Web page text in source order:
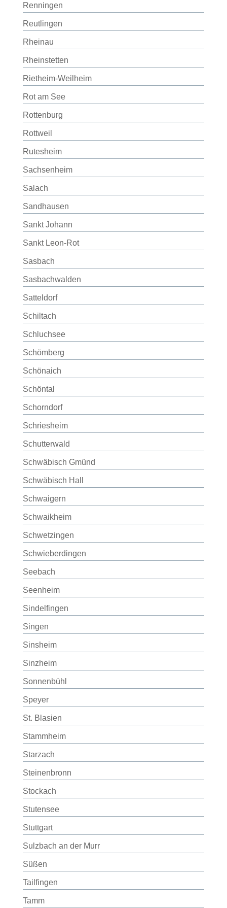
Renningen
Reutlingen
Rheinau
Rheinstetten
Rietheim-Weilheim
Rot am See
Rottenburg
Rottweil
Rutesheim
Sachsenheim
Salach
Sandhausen
Sankt Johann
Sankt Leon-Rot
Sasbach
Sasbachwalden
Satteldorf
Schiltach
Schluchsee
Schömberg
Schönaich
Schöntal
Schorndorf
Schriesheim
Schutterwald
Schwäbisch Gmünd
Schwäbisch Hall
Schwaigern
Schwaikheim
Schwetzingen
Schwieberdingen
Seebach
Seenheim
Sindelfingen
Singen
Sinsheim
Sinzheim
Sonnenbühl
Speyer
St. Blasien
Stammheim
Starzach
Steinenbronn
Stockach
Stutensee
Stuttgart
Sulzbach an der Murr
Süßen
Tailfingen
Tamm